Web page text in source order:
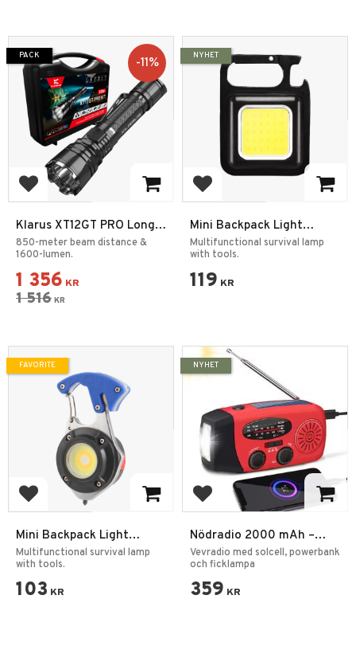
Add to favorites
Klarus XT12GT PRO Long
Throw Tactical Flashlight
850-meter beam distance &
1600-lumen.
1 356 KR
1 516 KR
11%
PACK
Add to favorites
Mini Backpack Light
Rescue Lamp
Multifunctional survival lamp
with tools.
119 KR
NYHET
Add to favorites
Mini Backpack Light
Rescue Lamp
Multifunctional survival lamp
with tools.
103 KR
FAVORITE
Add to favorites
Nödradio 2000 mAh –
AM/FM Vevradio med
Solcell, Powerbank & LED
Vevradio med solcell, powerbank
och ficklampa
359 KR
NYHET